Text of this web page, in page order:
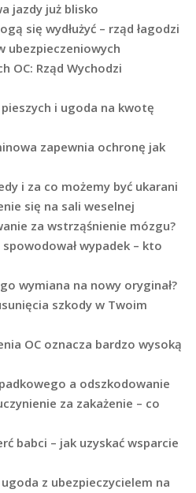
jazdy już blisko
się wydłużyć – rząd łagodzi
ubezpieczeniowych
OC: Rząd Wychodzi
i ugoda na kwotę
zapewnia ochronę jak
i za co możemy być ukarani
się na sali weselnej
za wstrząśnienie mózgu?
wypadek – kto
wymiana na nowy oryginał?
szkody w Twoim
OC oznacza bardzo wysoką
a odszkodowanie
za zakażenie – co
babci – jak uzyskać wsparcie
z ubezpieczycielem na